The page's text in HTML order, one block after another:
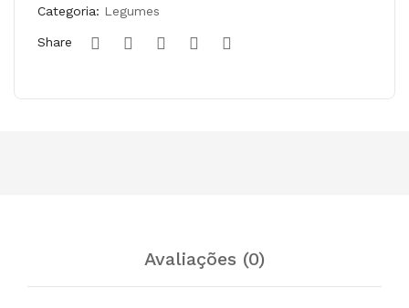
Categoria: Legumes
Share
Avaliações (0)